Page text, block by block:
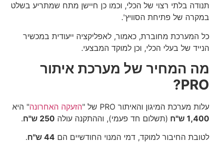
תנודה בלתי רצוי של הכלי, וכמו כן חיישן מתח שמתריע בשלט
במקרה של פתיחת הסוויץ'.
כל המערכת מחוברת, כאמור, לאפליקציה ייעודית במכשיר
הנייד של בעלי הכלי, וכן למוקד המבצעי.
מה המחיר של מערכת איתור
PRO?
עלות מערכת המיגון והאיתור PRO של " הזעקה האחרונה" היא
1,400 ש"ח
(תשלום חד פעמי), וההתקנה עולה 250 ש"ח
.
לטובת החיבור למוקד, דמי המנוי החודשיים הם 44 ש"ח .